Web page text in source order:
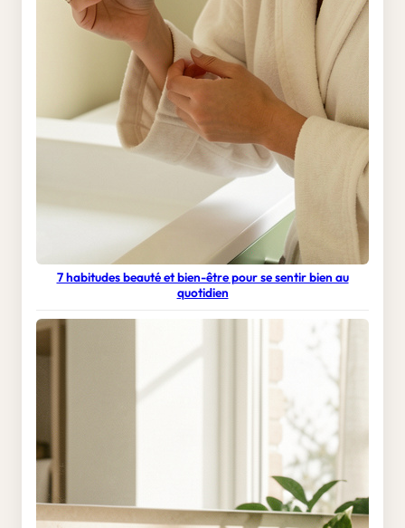
7 habitudes beauté et bien-être pour se sentir bien au
quotidien